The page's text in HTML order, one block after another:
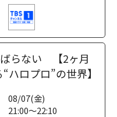
らない 【2ヶ月
ハロプロ”の世界】
08/07(金)
21:00～22:10